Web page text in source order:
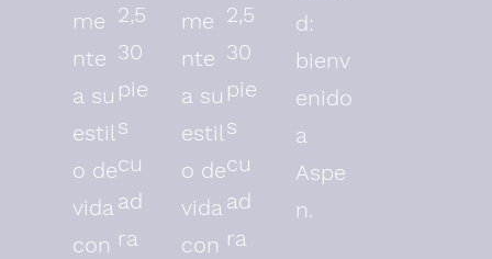
me
nte
a su
estil
o de
vida
con
2,5
30
pie
s
cu
ad
ra
me
nte
a su
estil
o de
vida
con
2,5
30
pie
s
cu
ad
ra
d:
bienv
enido
a
Aspe
n.